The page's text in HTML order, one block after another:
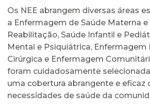
Os NEE abrangem diversas áreas
a Enfermagem de Saúde Materna
Reabilitação, Saúde Infantil e
Mental e Psiquiátrica, Enfermagem
Cirúrgica e Enfermagem
foram cuidadosamente
uma cobertura abrangente e eficaz
necessidades de saúde da